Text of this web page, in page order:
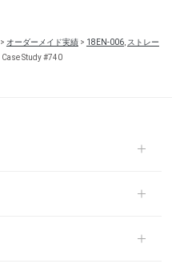
> オーダーメイド実績> 18EN-006, ストレー
Case Study #740